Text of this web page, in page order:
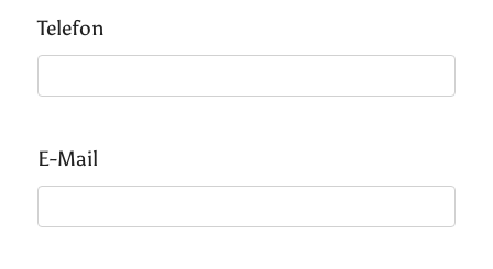
Telefon
E-Mail